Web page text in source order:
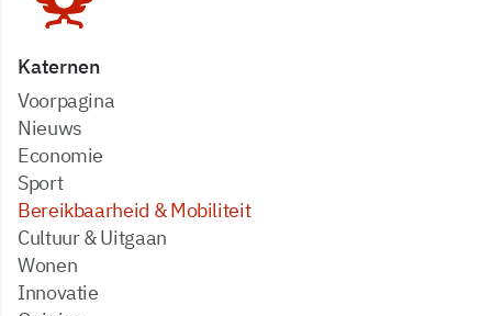
Katernen
Voorpagina
Nieuws
Economie
Sport
Bereikbaarheid & Mobiliteit
Cultuur & Uitgaan
Wonen
Innovatie